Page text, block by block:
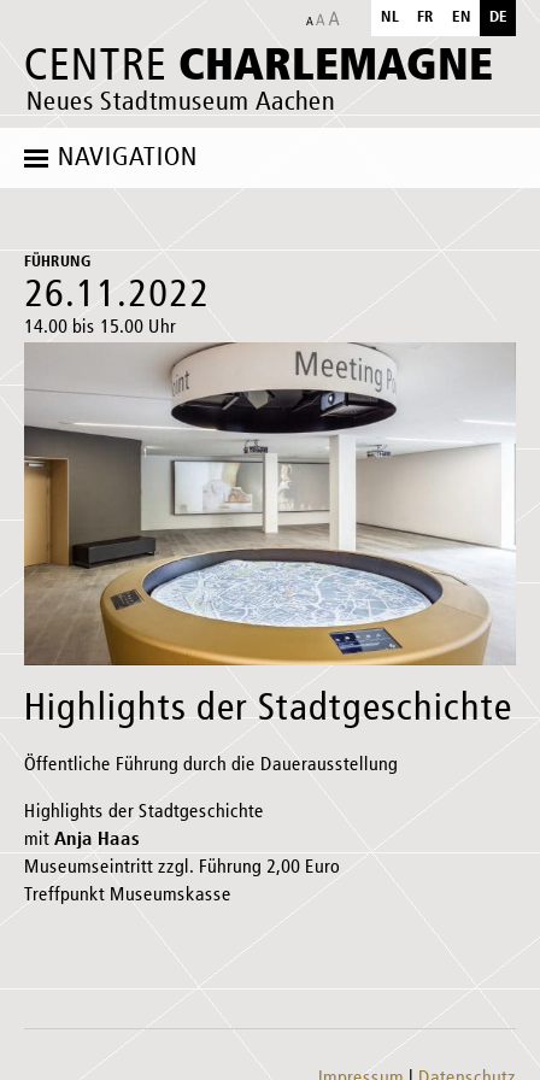
CENTRE CHARLEMAGNE
Neues Stadtmuseum Aachen
NL FR EN DE
NAVIGATION
FÜHRUNG
26.11.2022
14.00 bis 15.00 Uhr
Highlights der Stadtgeschichte
Öffentliche Führung durch die Dauerausstellung
Highlights der Stadtgeschichte
mit Anja Haas
Museumseintritt zzgl. Führung 2,00 Euro
Treffpunkt Museumskasse